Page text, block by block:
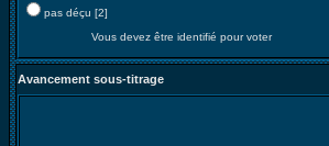
pas déçu [2]
Vous devez être identifié pour voter
Avancement sous-titrage